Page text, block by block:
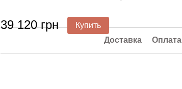
39 120 грн
Купить
Доставка
Оплата